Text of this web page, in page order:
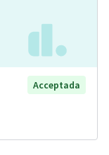
Acceptada